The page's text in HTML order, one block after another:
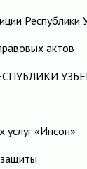
Республики
актов
услуг «Инсон»
защиты